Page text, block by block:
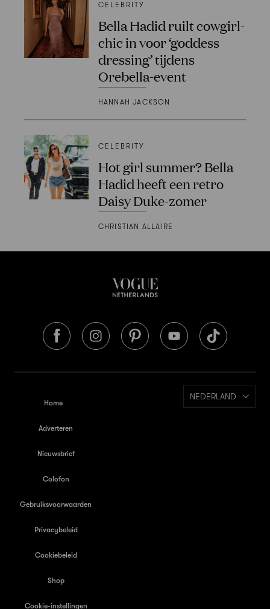
CELEBRITY
Bella Hadid ruilt cowgirl-
chic in voor ‘goddess
dressing’ tijdens
Orebella-event
HANNAH JACKSON
CELEBRITY
Hot girl summer? Bella
Hadid heeft een retro
Daisy Duke-zomer
CHRISTIAN ALLAIRE
Home
Adverteren
Nieuwsbrief
Colofon
Gebruiksvoorwaarden
Privacybeleid
Cookiebeleid
Shop
Cookie-instellingen
NEDERLAND